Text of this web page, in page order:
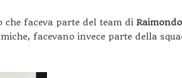
faceva parte del team di
facevano invece parte della